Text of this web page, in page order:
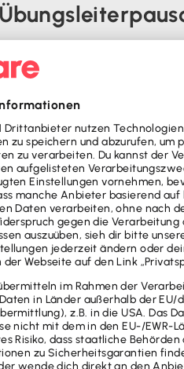
Einrichtung
fördern, belässt der
3.300 Euro pro Jahr
sicherzustellen,